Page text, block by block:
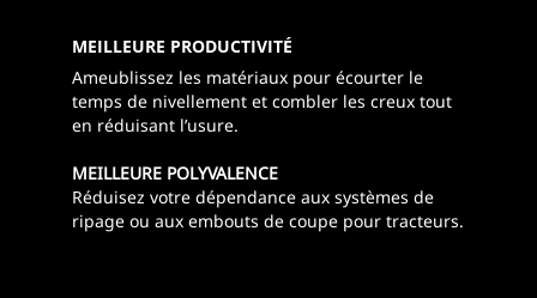
MEILLEURE PRODUCTIVITÉ
Ameublissez les matériaux pour écourter le
temps de nivellement et combler les creux tout
en réduisant l’usure.
MEILLEURE POLYVALENCE
Réduisez votre dépendance aux systèmes de
ripage ou aux embouts de coupe pour tracteurs.